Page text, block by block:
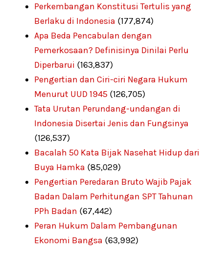
Perkembangan Konstitusi Tertulis yang
Berlaku di Indonesia (177,874)
Apa Beda Pencabulan dengan
Pemerkosaan? Definisinya Dinilai Perlu
Diperbarui (163,837)
Pengertian dan Ciri-ciri Negara Hukum
Menurut UUD 1945 (126,705)
Tata Urutan Perundang-undangan di
Indonesia Disertai Jenis dan Fungsinya
(126,537)
Bacalah 50 Kata Bijak Nasehat Hidup dari
Buya Hamka (85,029)
Pengertian Peredaran Bruto Wajib Pajak
Badan Dalam Perhitungan SPT Tahunan
PPh Badan (67,442)
Peran Hukum Dalam Pembangunan
Ekonomi Bangsa (63,992)